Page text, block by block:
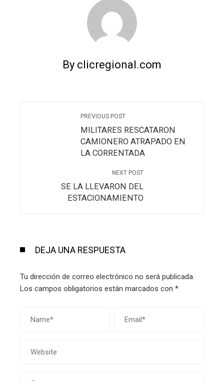
By clicregional.com
PREVIOUS POST
MILITARES RESCATARON
CAMIONERO ATRAPADO EN
LA CORRENTADA
NEXT POST
SE LA LLEVARON DEL
ESTACIONAMIENTO
DEJA UNA RESPUESTA
Tu dirección de correo electrónico no será publicada.
Los campos obligatorios están marcados con *